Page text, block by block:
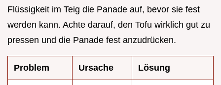
Flüssigkeit im Teig die Panade auf, bevor sie fest
werden kann. Achte darauf, den Tofu wirklich gut zu
pressen und die Panade fest anzudrücken.
Problem Ursache Lösung